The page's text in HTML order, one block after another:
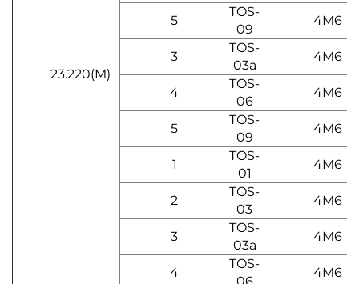
23.220(M)
5
TOS-
09
4M6
3
TOS-
03a
4M6
4
TOS-
06
4M6
5
TOS-
09
4M6
1
TOS-
01
4M6
2
TOS-
03
4M6
3
TOS-
03a
4M6
4
TOS-
4M6